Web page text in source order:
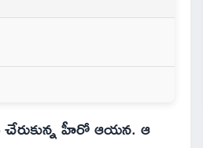
హీరో ఆయన. ఆ